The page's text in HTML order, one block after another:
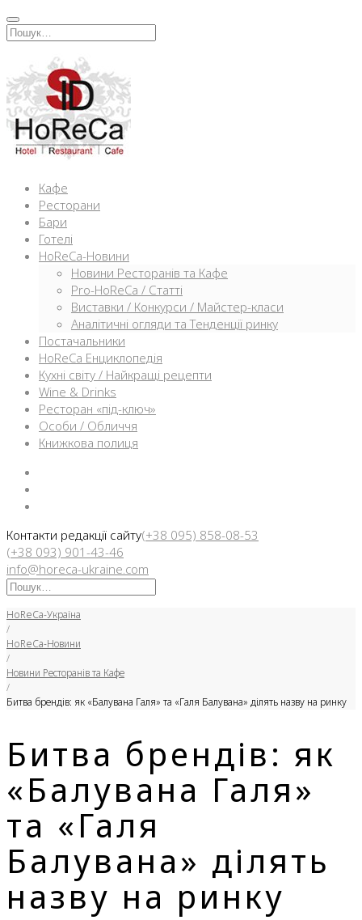
Перейти
кИскать:
Кафе
Ресторани
Бари
Готелі
HoReCa-Новини
Новини Ресторанів та Кафе
Pro-HoReCa / Статті
Виставки / Конкурси / Майстер-класи
Аналітичні огляди та Тенденції ринку
Постачальники
HoReCa Енциклопедія
Кухні світу / Найкращі рецепти
Wine & Drinks
Ресторан «під-ключ»
Особи / Обличчя
Книжкова полиця
Контакти редакції сайту(+38 095) 858-08-53
(+38 093) 901-43-46
info@horeca-ukraine.com
Искать:
HoReCa-Україна
/
HoReCa-Новини
/
Новини Ресторанів та Кафе
/
Битва брендів: як «Балувана Галя» та «Галя Балувана» ділять назву на ринку
Битва брендів: як
«Балувана Галя»
та «Галя
Балувана» ділять
назву на ринку